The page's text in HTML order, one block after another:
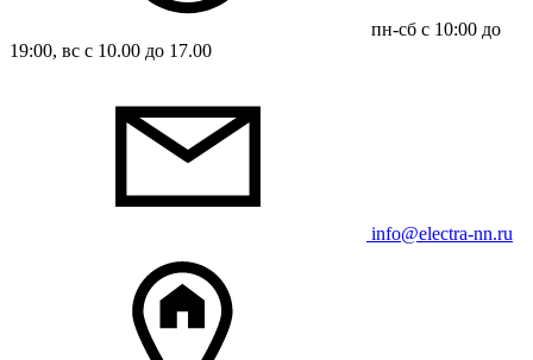
пн-сб с 10:00 до
19:00, вс с 10.00 до 17.00
info@electra-nn.ru